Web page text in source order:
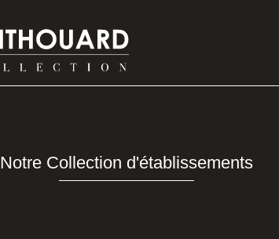
Notre Collection d'établissements